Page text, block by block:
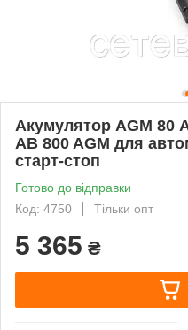
Акумулятор AGM 80
AB 800 AGM для
старт-стоп
Готово до відправки
Код: 4750
Тільки опт
5 365 ₴